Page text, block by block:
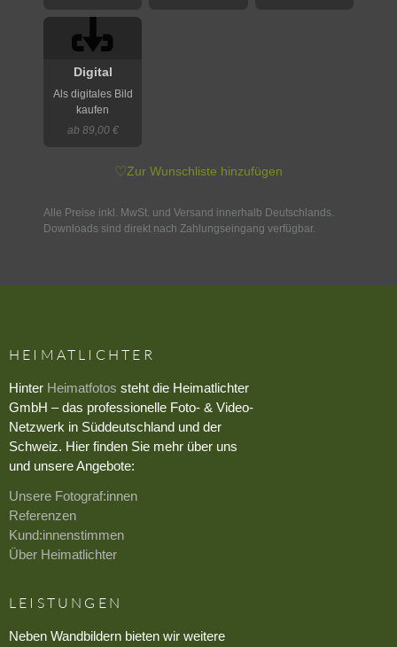
Digital
Als digitales Bild
kaufen
ab 89,00 €
♡Zur Wunschliste hinzufügen
Alle Preise inkl. MwSt. und Versand innerhalb Deutschlands.
Downloads sind direkt nach Zahlungseingang verfügbar.
HEIMATLICHTER
Hinter Heimatfotos steht die Heimatlichter
GmbH – das professionelle Foto- & Video-
Netzwerk in Süddeutschland und der
Schweiz. Hier finden Sie mehr über uns
und unsere Angebote:
Unsere Fotograf:innen
Referenzen
Kund:innenstimmen
Über Heimatlichter
LEISTUNGEN
Neben Wandbildern bieten wir weitere